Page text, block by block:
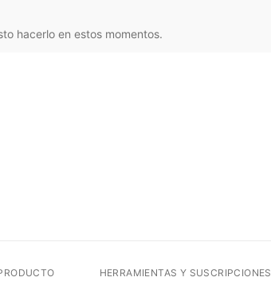
hacerlo en estos momentos.
HERRAMIENTAS Y SUSCRIPCIONES